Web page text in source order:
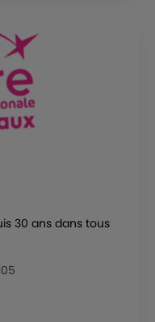
30 ans dans tous